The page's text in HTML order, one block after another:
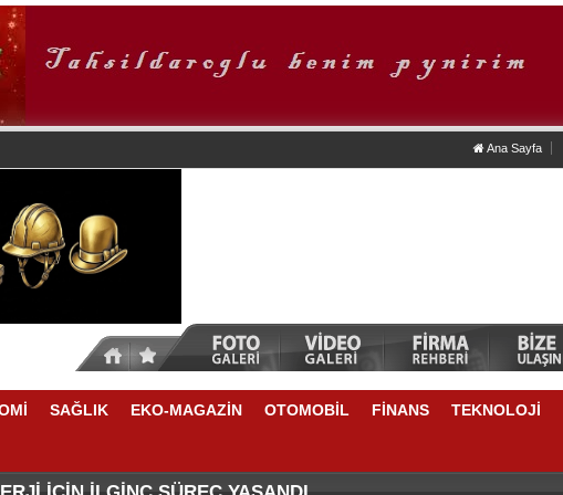
Ana Sayfa
SAĞLIK EKO-MAGAZİN OTOMOBİL FİNANS TEKNOLOJİ
NELER VAR
YÜKSELME VAR